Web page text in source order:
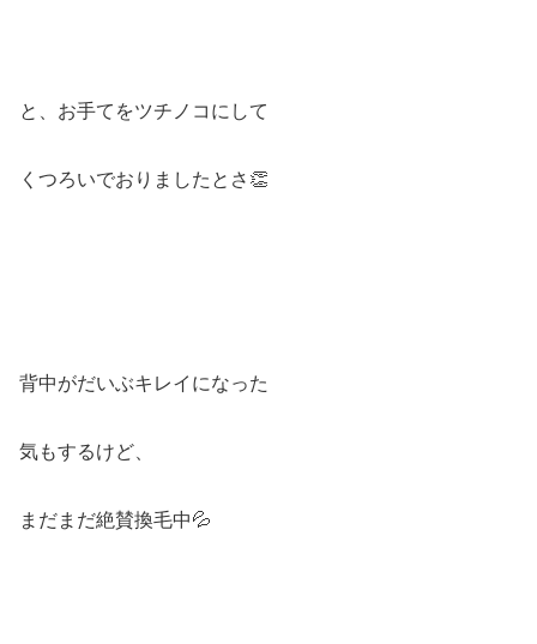
と、お手てをツチノコにして
くつろいでおりましたとさ👏
背中がだいぶキレイになった
気もするけど、
まだまだ絶賛換毛中💦